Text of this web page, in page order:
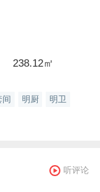
238.12㎡
间 明厨
明卫
听评论